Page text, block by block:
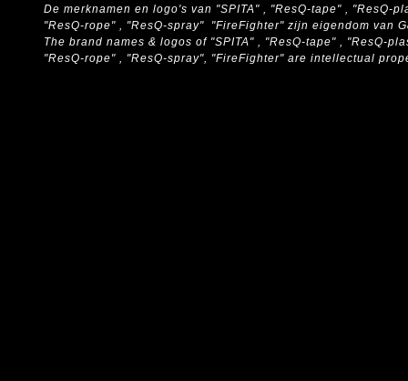
De merknamen en logo's van "SPITA" , "ResQ-tape" , "ResQ-
"ResQ-rope" , "ResQ-spray" "FireFighter" zijn eigendom van
The brand names & logos of "SPITA" , "ResQ-tape" , "ResQ-
"ResQ-rope" , "ResQ-spray", "FireFighter" are intellectual